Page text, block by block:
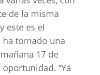
de la misma
este es el
tomado una
17 de
“Ya